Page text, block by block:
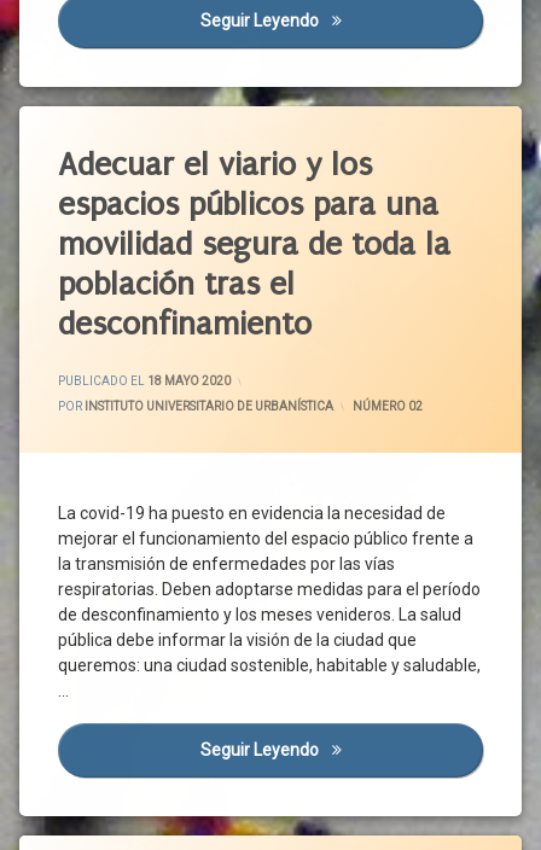
Organizaciones
Sindicales
Institucional
Relaciones
Laborales
Trabajadores
Transición
UGT
Unión
Seguir Leyendo Lecciones Aprendidas
Economía
Empresas
Fractura
Social
Liquidez
Modelo
Económico
Organizaciones
Sociales
Personas
Precariedad
Pymes
Redistribución
Sanidad
Servicios
Públicos
Sociedad
Sociedades
De
Gasto
Adecuar el viario y los
espacios públicos para una
movilidad segura de toda la
población tras el
desconfinamiento
PUBLICADO EL 18 MAYO 2020
POR INSTITUTO UNIVERSITARIO DE URBANÍSTICA CATEGORÍAS:
NÚMERO 02
La covid-19 ha puesto en evidencia la necesidad de
mejorar el funcionamiento del espacio público frente a
la transmisión de enfermedades por las vías
respiratorias. Deben adoptarse medidas para el período
de desconfinamiento y los meses venideros. La salud
pública debe informar la visión de la ciudad que
queremos: una ciudad sostenible, habitable y saludable,
Seguir Leyendo Adecuar El Viario Y Los
Aceras
Automóvil
Ayuntamiento
Bicicleta
Calles
Campaña
Circulación
19
Desconfinamiento
Desinfección
Distancia
Interpersonal
Economía
Enfermedad
Entorno
Comunitario
Entorno
Espacio